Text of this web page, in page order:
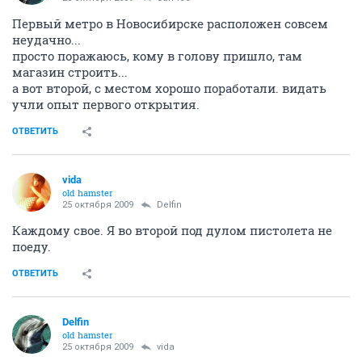
Первый метро в Новосибирске расположен совсем
неудачно...
просто поражаюсь, кому в голову пришло, там
магазин строить...
а вот второй, с местом хорошо поработали. видать
учли опыт первого открытия.
ОТВЕТИТЬ
vida
old hamster
25 октября 2009 Delfin
Каждому свое. Я во второй под дулом пистолета не
поеду.
ОТВЕТИТЬ
Delfin
old hamster
25 октября 2009 vida